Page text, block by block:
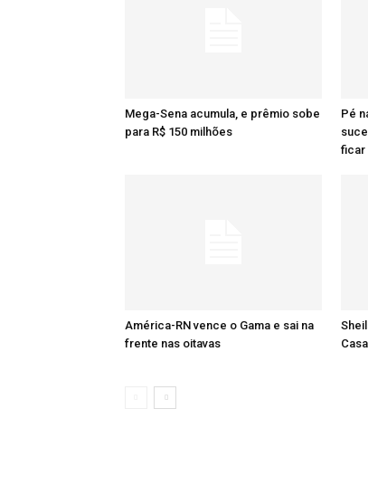
Mega-Sena acumula, e prêmio sobe
para R$ 150 milhões
Pé
ficar
América-RN vence o Gama e sai na
frente nas oitavas